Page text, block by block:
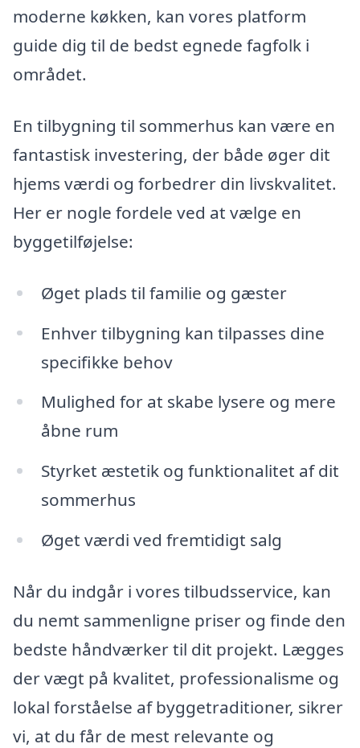
moderne køkken, kan vores platform
guide dig til de bedst egnede fagfolk i
området.
En tilbygning til sommerhus kan være en
fantastisk investering, der både øger dit
hjems værdi og forbedrer din livskvalitet.
Her er nogle fordele ved at vælge en
byggetilføjelse:
Øget plads til familie og gæster
Enhver tilbygning kan tilpasses dine
specifikke behov
Mulighed for at skabe lysere og mere
åbne rum
Styrket æstetik og funktionalitet af dit
sommerhus
Øget værdi ved fremtidigt salg
Når du indgår i vores tilbudsservice, kan
du nemt sammenligne priser og finde den
bedste håndværker til dit projekt. Lægges
der vægt på kvalitet, professionalisme og
lokal forståelse af byggetraditioner, sikrer
vi, at du får de mest relevante og